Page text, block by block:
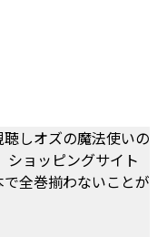
しオズの魔法使いの
ショッピングサイト
全巻揃わないことが